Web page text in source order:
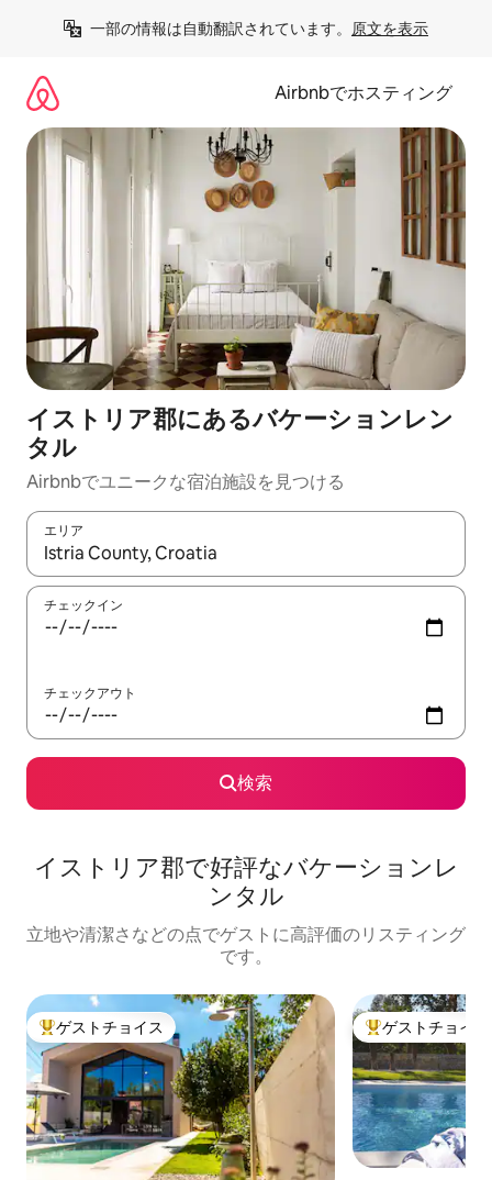
一部の情報は自動翻訳されています。 原文を表示
Airbnbでホスティング
イストリア郡にあるバケーションレン
タル
Airbnbでユニークな宿泊施設を見つける
エリア
検索結果が表示されたら、上下の矢印キーを使って移動するか
チェックイン
チェックアウト
検索
イストリア郡で好評なバケーションレ
ンタル
立地や清潔さなどの点でゲストに高評価のリスティング
です。
大好評のゲストチョイスです。
ゲストチョイス 大好評のゲスト
ゲストチョイス